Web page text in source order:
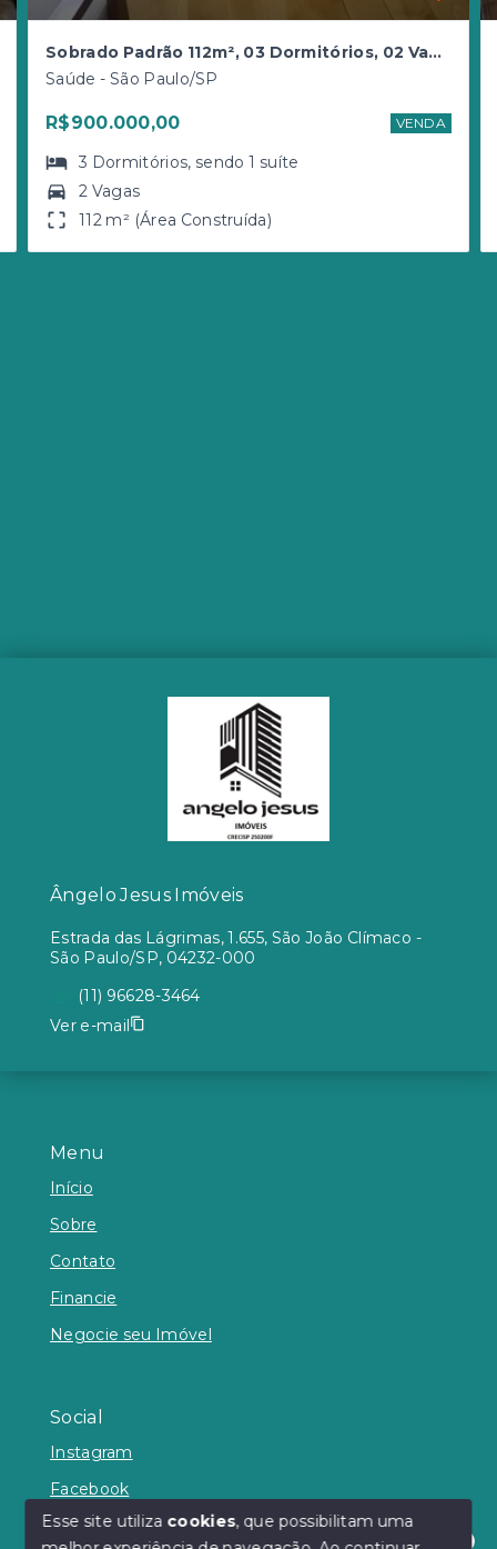
Sobrado Padrão 112m², 03 Dormitórios, 02 Vagas.
Saúde - São Paulo/SP
R$900.000,00 VENDA
3 Dormitórios, sendo1 suíte
2 Vagas
112 m² (Área Construída)
Menu
Início
Sobre
Contato
Financie
Negocie seu Imóvel
Social
Instagram
Facebook
Ângelo Jesus Imóveis
Estrada das Lágrimas, 1.655, São João Clímaco -
São Paulo/SP, 04232-000
(11) 96628-3464
Ver e-mail
Esse site utiliza cookies, que possibilitam uma